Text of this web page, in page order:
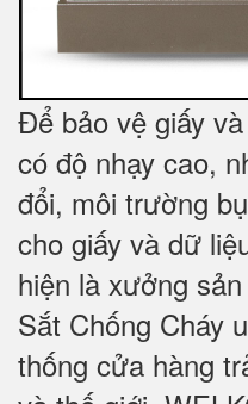
Để bảo vệ giấy
có độ nhạy cao,
đổi, môi trường
cho giấy và dữ
hiện là xưởng
Sắt Chống Cháy
thống cửa hàng